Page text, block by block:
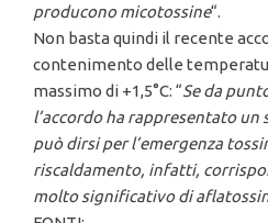
producono micotossine“.
Non basta quindi il recente
contenimento delle
massimo di +1,5°C: “Se da
l’accordo ha rappresentato
può dirsi per l’emergenza
riscaldamento, infatti,
molto significativo di